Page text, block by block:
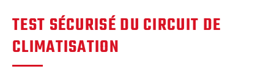
TEST SÉCURISÉ DU CIRCUIT DE
CLIMATISATION